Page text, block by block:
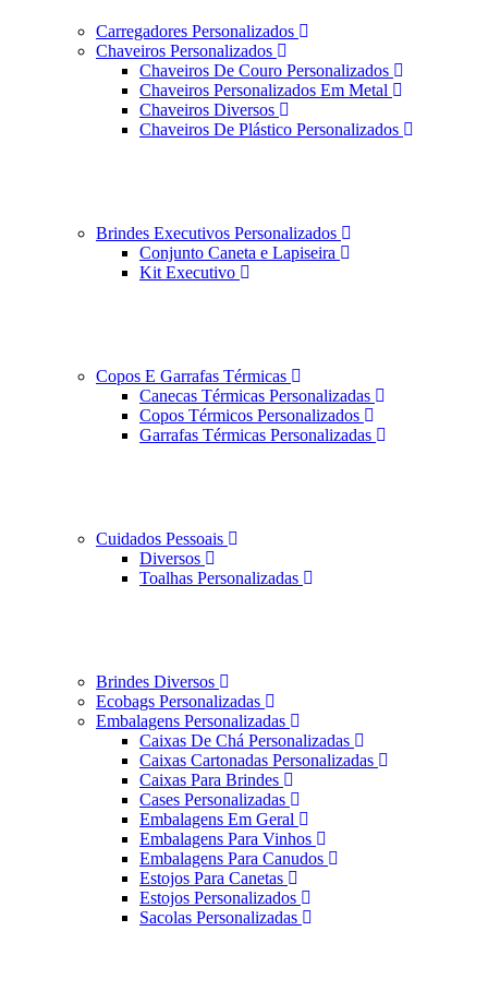
Carregadores Personalizados
Chaveiros Personalizados
Chaveiros De Couro Personalizados
Chaveiros Personalizados Em Metal
Chaveiros Diversos
Chaveiros De Plástico Personalizados
Brindes Executivos Personalizados
Conjunto Caneta e Lapiseira
Kit Executivo
Copos E Garrafas Térmicas
Canecas Térmicas Personalizadas
Copos Térmicos Personalizados
Garrafas Térmicas Personalizadas
Cuidados Pessoais
Diversos
Toalhas Personalizadas
Brindes Diversos
Ecobags Personalizadas
Embalagens Personalizadas
Caixas De Chá Personalizadas
Caixas Cartonadas Personalizadas
Caixas Para Brindes
Cases Personalizadas
Embalagens Em Geral
Embalagens Para Vinhos
Embalagens Para Canudos
Estojos Para Canetas
Estojos Personalizados
Sacolas Personalizadas